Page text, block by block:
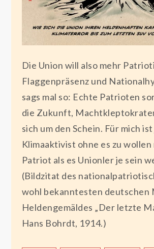
Die Union will also mehr
Flaggenpräsenz und
sags mal so: Echte Patrioten
die Zukunft,
sich um den Schein. Für mich
Klimaaktivist ohne es zu wollen
Patriot als es Unionler je sein
(Bildzitat des
wohl bekanntesten deutschen
Heldengemäldes „Der letzte
Hans Bohrdt, 1914.)